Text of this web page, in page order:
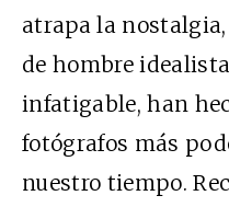
atrapa la
de hombre
infatigable, han
fotógrafos más
nuestro tiempo.